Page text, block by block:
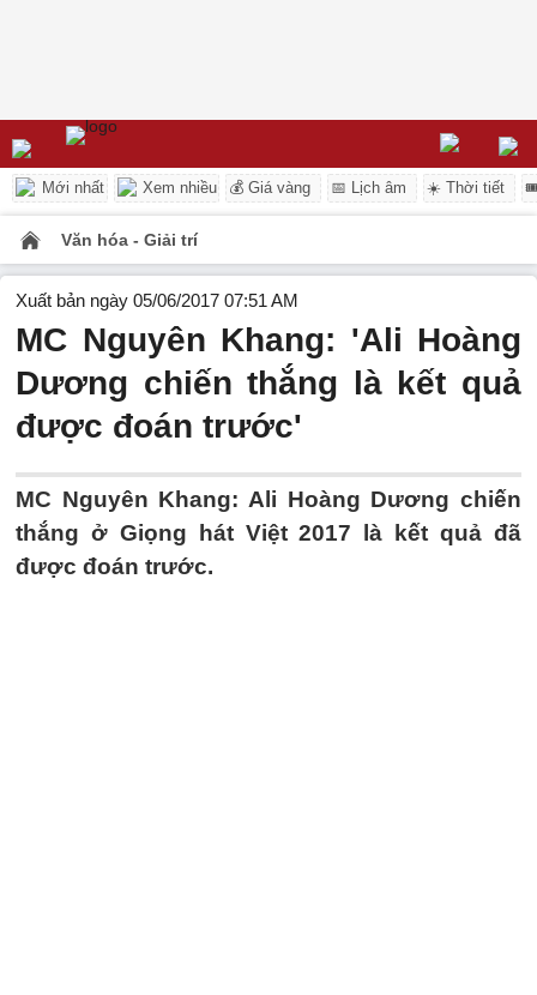
Mới nhất Xem nhiều 💰 Giá vàng 📅 Lịch âm ☀️ Thời tiết
Văn hóa - Giải trí
Xuất bản ngày 05/06/2017 07:51 AM
MC Nguyên Khang: 'Ali Hoàng
Dương chiến thắng là kết quả
được đoán trước'
MC Nguyên Khang: Ali Hoàng Dương chiến
thắng ở Giọng hát Việt 2017 là kết quả đã
được đoán trước.